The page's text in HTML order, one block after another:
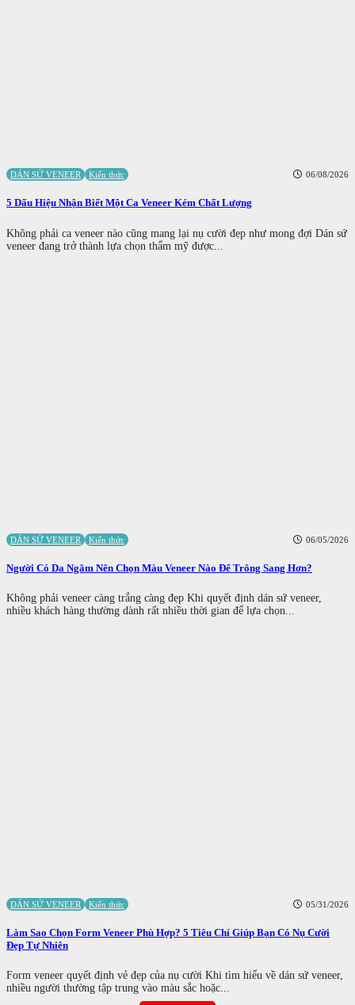
DÁN SỨ VENEER Kiến thức 06/08/2026
5 Dấu Hiệu Nhận Biết Một Ca Veneer Kém Chất Lượng
Không phải ca veneer nào cũng mang lại nụ cười đẹp như mong đợi Dán sứ
veneer đang trở thành lựa chọn thẩm mỹ được...
DÁN SỨ VENEER Kiến thức 06/05/2026
Người Có Da Ngăm Nên Chọn Màu Veneer Nào Để Trông Sang Hơn?
Không phải veneer càng trắng càng đẹp Khi quyết định dán sứ veneer,
nhiều khách hàng thường dành rất nhiều thời gian để lựa chọn...
DÁN SỨ VENEER Kiến thức 05/31/2026
Làm Sao Chọn Form Veneer Phù Hợp? 5 Tiêu Chí Giúp Bạn Có Nụ Cười
Đẹp Tự Nhiên
Form veneer quyết định vẻ đẹp của nụ cười Khi tìm hiểu về dán sứ veneer,
nhiều người thường tập trung vào màu sắc hoặc...